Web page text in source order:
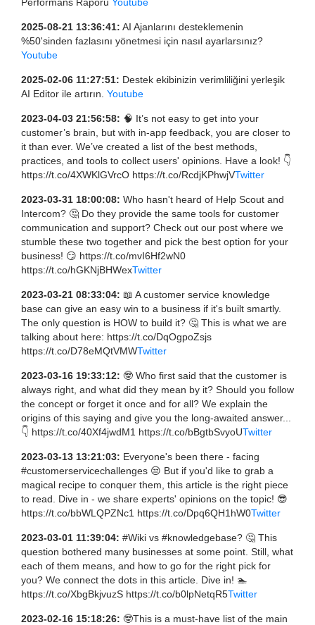
2025-08-21 13:36:41: AI Ajanlarını desteklemenin
%50'sinden fazlasını yönetmesi için nasıl ayarlarsınız?
Youtube
2025-02-06 11:27:51: Destek ekibinizin verimliliğini yerleşik
AI Editor ile artırın. Youtube
2023-04-03 21:56:58: 🧠 It’s not easy to get into your
customer’s brain, but with in-app feedback, you are closer to
it than ever. We’ve created a list of the best methods,
practices, and tools to collect users' opinions. Have a look! 👇
https://t.co/4XWKlGVrcO https://t.co/RcdjKPhwjVTwitter
2023-03-31 18:00:08: Who hasn't heard of Help Scout and
Intercom? 🤔 Do they provide the same tools for customer
communication and support? Check out our post where we
stumble these two together and pick the best option for your
business! 😏 https://t.co/mvI6Hf2wN0
https://t.co/hGKNjBHWexTwitter
2023-03-21 08:33:04: 📖 A customer service knowledge
base can give an easy win to a business if it's built smartly.
The only question is HOW to build it? 🤔 This is what we are
talking about here: https://t.co/DqOgpoZsjs
https://t.co/D78eMQtVMWTwitter
2023-03-16 19:33:12: 🤓 Who first said that the customer is
always right, and what did they mean by it? Should you follow
the concept or forget it once and for all? We explain the
origins of this saying and give you the long-awaited answer...
👇 https://t.co/40Xf4jwdM1 https://t.co/bBgtbSvyoUTwitter
2023-03-13 13:21:03: Everyone's been there - facing
#customerservicechallenges 😒 But if you'd like to grab a
magical recipe to conquer them, this article is the right piece
to read. Dive in - we share experts' opinions on the topic! 😎
https://t.co/bbWLQPZNc1 https://t.co/Dpq6QH1hW0Twitter
2023-03-01 11:39:04: #Wiki vs #knowledgebase? 🤔 This
question bothered many businesses at some point. Still, what
each of them means, and how to go for the right pick for
you? We connect the dots in this article. Dive in! 🏊
https://t.co/XbgBkjvuzS https://t.co/b0lpNetqR5Twitter
2023-02-16 15:18:26: 🤓This is a must-have list of the main